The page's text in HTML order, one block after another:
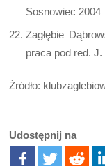
Sosnowiec 2004
Zagłębie
praca pod red.
Źródło:
Udostępnij na